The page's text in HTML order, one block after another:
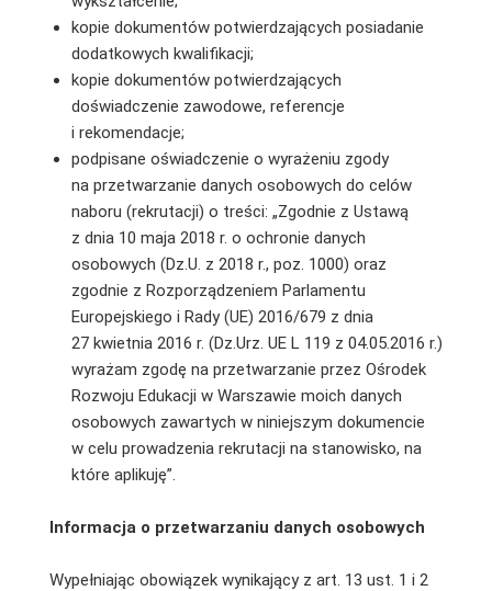
kopie dokumentów potwierdzających posiadanie
dodatkowych kwalifikacji;
kopie dokumentów potwierdzających
doświadczenie zawodowe, referencje
i rekomendacje;
podpisane oświadczenie o wyrażeniu zgody
na przetwarzanie danych osobowych do celów
naboru (rekrutacji) o treści: „Zgodnie z Ustawą
z dnia 10 maja 2018 r. o ochronie danych
osobowych (Dz.U. z 2018 r., poz. 1000) oraz
zgodnie z Rozporządzeniem Parlamentu
Europejskiego i Rady (UE) 2016/679 z dnia
27 kwietnia 2016 r. (Dz.Urz. UE L 119 z 04.05.2016 r.)
wyrażam zgodę na przetwarzanie przez Ośrodek
Rozwoju Edukacji w Warszawie moich danych
osobowych zawartych w niniejszym dokumencie
w celu prowadzenia rekrutacji na stanowisko, na
które aplikuję”.
Informacja o przetwarzaniu danych osobowych
Wypełniając obowiązek wynikający z art. 13 ust. 1 i 2